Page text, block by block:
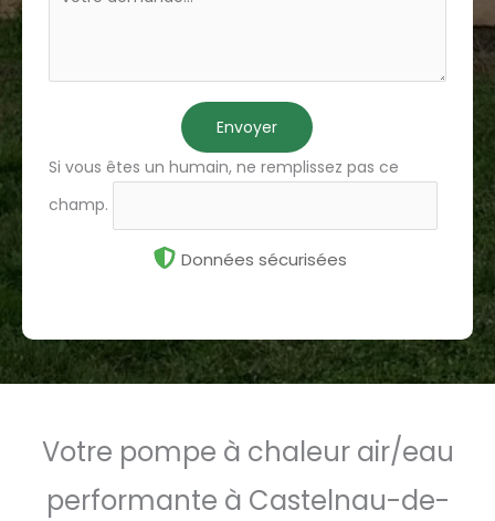
Envoyer
Si vous êtes un humain, ne remplissez pas ce
champ.
Données sécurisées
Votre pompe à chaleur air/eau
performante à Castelnau-de-